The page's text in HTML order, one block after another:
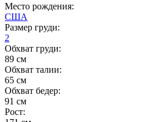
Место рождения:
США
Размер груди:
2
Обхват груди:
89 см
Обхват талии:
65 см
Обхват бедер:
91 см
Рост: